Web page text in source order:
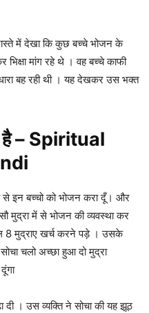
में देखा कि कुछ बच्चे भोजन के
मांग रहे थे । वह बच्चे काफी
बह रही थी । यह देखकर उस भक्त
है – Spiritual
से इन बच्चो को भोजन करा दूँ। और
मुद्रा में से भोजन की व्यवस्था कर
8 मुद्राए खर्च करने पड़े । उसके
चलो अच्छा हुआ दो मुद्रा
दी । उस व्यक्ति ने सोचा की यह झूठ